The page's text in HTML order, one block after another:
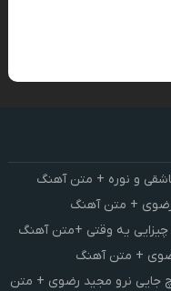
و نوره + متن آهنگ
رضوی + متن آهنگ
چیزایی یه وقتی +متن آهنگ
+ متن آهنگ
جایی نرو مجید رضوی + متن